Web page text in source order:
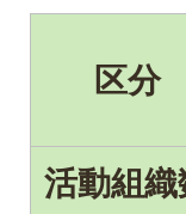
区分
活動組織